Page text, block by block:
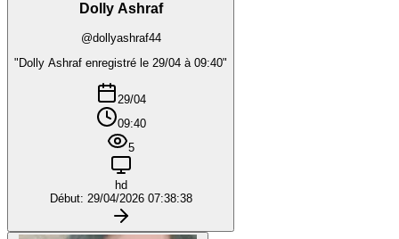
Dolly Ashraf
@dollyashraf44
"Dolly Ashraf enregistré le 29/04 à 09:40"
29/04
09:40
5
hd
Début: 29/04/2026 07:38:38